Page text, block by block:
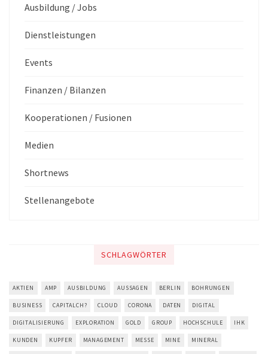
Ausbildung / Jobs
Dienstleistungen
Events
Finanzen / Bilanzen
Kooperationen / Fusionen
Medien
Shortnews
Stellenangebote
SCHLAGWÖRTER
AKTIEN AMP AUSBILDUNG AUSSAGEN BERLIN BOHRUNGEN
BUSINESS CAPITALCH? CLOUD CORONA DATEN DIGITAL
DIGITALISIERUNG EXPLORATION GOLD GROUP HOCHSCHULE IHK
KUNDEN KUPFER MANAGEMENT MESSE MINE MINERAL